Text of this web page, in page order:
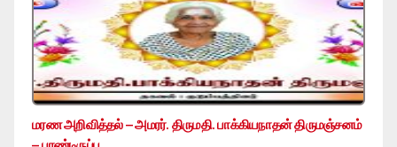
மரண அறிவித்தல் – அமரர். திருமதி. பாக்கியநாதன் திருமஞ்சனம்